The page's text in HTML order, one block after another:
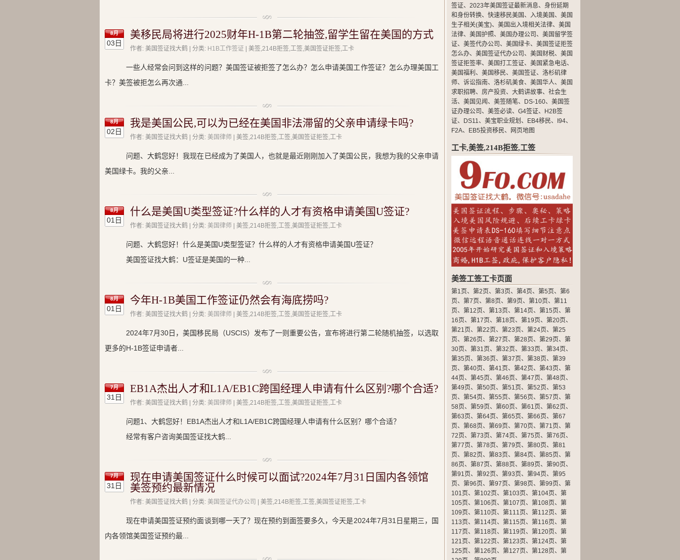
8月
03日
美移民局将进行2025财年H-1B第二轮抽签,留学生留在美国的方式
作者: 美国签证找大鹤 | 分类: H1B工作签证 | 美签,214B拒签,工签,美国签证拒签,工卡
一些人经常会问到这样的问题？美国签证被拒签了怎么办？怎么申请美国工作签证？怎么办理美国工
卡？美签被拒怎么再次通...
8月
02日
我是美国公民,可以为已经在美国非法滞留的父亲申请绿卡吗?
作者: 美国签证找大鹤 | 分类: 美国律师 | 美签,214B拒签,工签,美国签证拒签,工卡
问题、大鹤您好！我现在已经成为了美国人，也就是最近刚刚加入了美国公民，我想为我的父亲申请
美国绿卡。我的父亲...
8月
01日
什么是美国U类型签证?什么样的人才有资格申请美国U签证?
作者: 美国签证找大鹤 | 分类: 美国律师 | 美签,214B拒签,工签,美国签证拒签,工卡
问题、大鹤您好！什么是美国U类型签证？什么样的人才有资格申请美国U签证？
美国签证找大鹤：U签证是美国的一种...
8月
01日
今年H-1B美国工作签证仍然会有海底捞吗?
作者: 美国签证找大鹤 | 分类: 美国律师 | 美签,214B拒签,工签,美国签证拒签,工卡
2024年7月30日，美国移民局（USCIS）发布了一则重要公告，宣布将进行第二轮随机抽签，以选取
更多的H-1B签证申请者...
7月
31日
EB1A杰出人才和L1A/EB1C跨国经理人申请有什么区别?哪个合适?
作者: 美国签证找大鹤 | 分类: 美国律师 | 美签,214B拒签,工签,美国签证拒签,工卡
问题1、大鹤您好！EB1A杰出人才和L1A/EB1C跨国经理人申请有什么区别？哪个合适？
经常有客户咨询美国签证找大鹤...
7月
31日
现在申请美国签证什么时候可以面试?2024年7月31日国内各领馆
美签预约最新情况
作者: 美国签证找大鹤 | 分类: 美国签证代办公司 | 美签,214B拒签,工签,美国签证拒签,工卡
现在申请美国签证预约面谈到哪一天了？现在预约到面签要多久，今天是2024年7月31日星期三，国
内各领馆美国签证预约最...
签证、 2023年美国签证最新消息、 身份延期
和身份转换、 快速移民美国、 入境美国、 美国
生子相关(美宝)、 美国出入境相关法律、 美国
法律、 美国护照、 美国办理公司 、 美国留学签
证、 美签代办公司 、 美国绿卡、 美国签证拒签
怎么办、 美国签证代办公司 、 美国财税、 美国
签证拒签率、 美国打工签证、 美国紧急电话、
美国福利 、 美国移民、 美国签证、 洛杉矶律
师、 诉讼指南、 洛杉矶美食、 美国华人、 美国
求职招聘、 房产投资、 大鹤讲故事、 社会生
活、 美国见闻、 美签随笔、 DS-160、 美国签
证办理公司 、 美签必读、 G4签证、
H2B签
证、 DS11、 美宝职业规划 、 EB4移民、 I94、
F2A、 EB5投资移民、 网页地图
工卡,美签,214B拒签,工签
美签工签工卡页面
第1页、 第2页、 第3页、 第4页、 第5页、 第6
页、 第7页、 第8页、 第9页、 第10页、 第11
页、 第12页、 第13页、 第14页、 第15页、 第
16页、 第17页、 第18页、 第19页、 第20页、
第21页、 第22页、 第23页、 第24页、 第25
页、 第26页、 第27页、 第28页、 第29页、 第
30页、 第31页、 第32页、 第33页、 第34页、
第35页、 第36页、 第37页、 第38页、 第39
页、 第40页、 第41页、 第42页、 第43页、 第
44页、 第45页、 第46页、 第47页、 第48页、
第49页、 第50页、 第51页、 第52页、 第53
页、 第54页、 第55页、 第56页、 第57页、 第
58页、 第59页、 第60页、 第61页、 第62页、
第63页、 第64页、 第65页、 第66页、 第67
页、 第68页、 第69页、 第70页、 第71页、 第
72页、 第73页、 第74页、 第75页、 第76页、
第77页、 第78页、 第79页、 第80页、 第81
页、 第82页、 第83页、 第84页、 第85页、 第
86页、 第87页、 第88页、 第89页、 第90页、
第91页、 第92页、 第93页、 第94页、 第95
页、 第96页、 第97页、 第98页、 第99页、 第
101页、 第102页、 第103页、 第104页、 第
105页、 第106页、 第107页、 第108页、 第
109页、 第110页、 第111页、 第112页、 第
113页、 第114页、 第115页、 第116页、 第
117页、 第118页、 第119页、 第120页、 第
121页、 第122页、 第123页、 第124页、 第
125页、 第126页、 第127页、 第128页、 第